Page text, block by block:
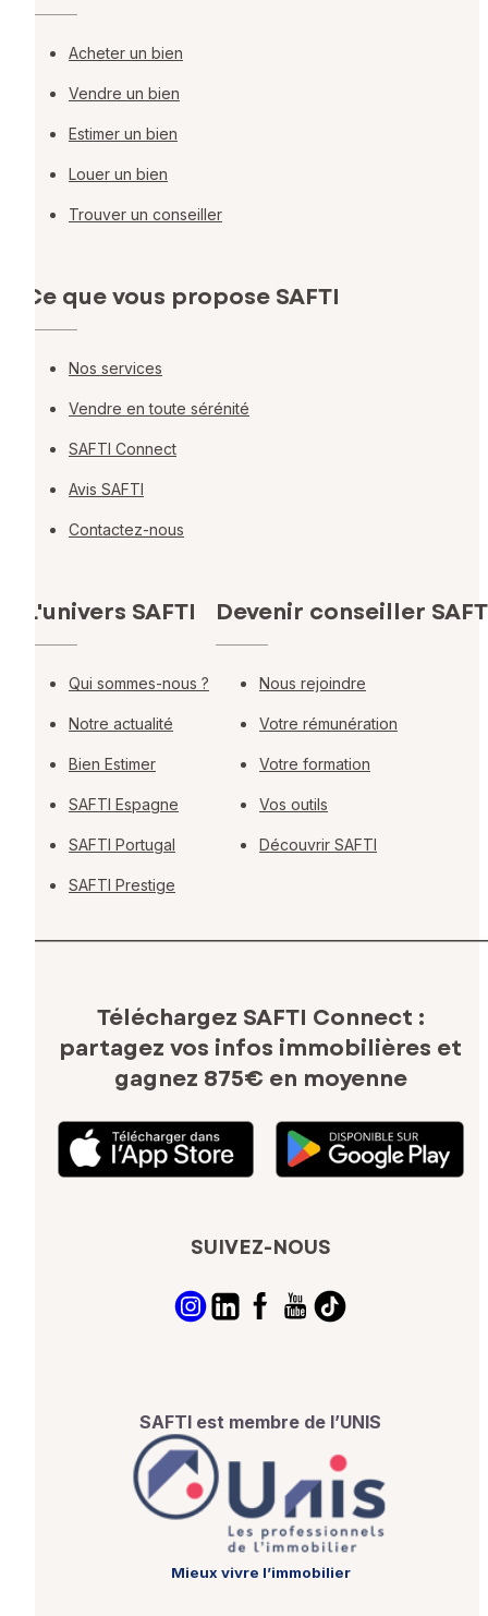
Acheter un bien
Vendre un bien
Estimer un bien
Louer un bien
Trouver un conseiller
Ce que vous propose SAFTI
Nos services
Vendre en toute sérénité
SAFTI Connect
Avis SAFTI
Contactez-nous
L'univers SAFTI
Qui sommes-nous ?
Notre actualité
Bien Estimer
SAFTI Espagne
SAFTI Portugal
SAFTI Prestige
Devenir conseiller
Nous rejoindre
Votre rémunération
Votre formation
Vos outils
Découvrir SAFTI
Téléchargez SAFTI Connect :
partagez vos infos immobilières et
gagnez 875€ en moyenne
SUIVEZ-NOUS
SAFTI est membre de l’UNIS
Mieux vivre l’immobilier